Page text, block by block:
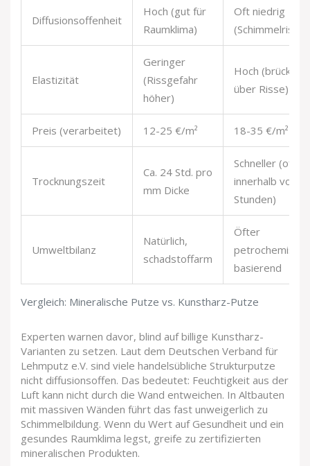
Vergleich: Mineralische Putze vs. Kunstharz-Putze
Diffusionsoffenheit
Hoch (gut für
Raumklima)
Oft niedrig
(Schimmelrisiko)
Elastizität
Geringer
(Rissgefahr
höher)
Hoch (brückend
über Risse)
Preis (verarbeitet) 12-25 €/m² 18-35 €/m²
Trocknungszeit
Ca. 24 Std. pro
mm Dicke
Schneller (oft
innerhalb von
Stunden)
Umweltbilanz
Natürlich,
schadstoffarm
Öfter
petrochemisch
basierend
Experten warnen davor, blind auf billige Kunstharz-
Varianten zu setzen. Laut dem Deutschen Verband für
Lehmputz e.V. sind viele handelsübliche Strukturputze
nicht diffusionsoffen. Das bedeutet: Feuchtigkeit aus der
Luft kann nicht durch die Wand entweichen. In Altbauten
mit massiven Wänden führt das fast unweigerlich zu
Schimmelbildung. Wenn du Wert auf Gesundheit und ein
gesundes Raumklima legst, greife zu zertifizierten
mineralischen Produkten.